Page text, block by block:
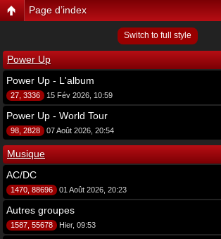
Page d’index
Switch to full style
Power Up
Power Up - L'album
27, 3336 15 Fév 2026, 10:59
Power Up - World Tour
98, 2828 07 Août 2026, 20:54
Musique
AC/DC
1470, 88696 01 Août 2026, 20:23
Autres groupes
1587, 55678 Hier, 09:53